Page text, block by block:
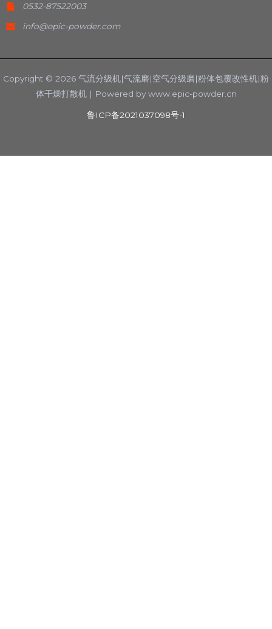
0532-87522003
info@epic-powder.com
Copyright © 2026 气流分级机|气流磨|空气分级磨|粉体包覆改性机|粉
体干燥打散机 | Powered by www.epic-powder.cn
鲁ICP备2021037098号-1